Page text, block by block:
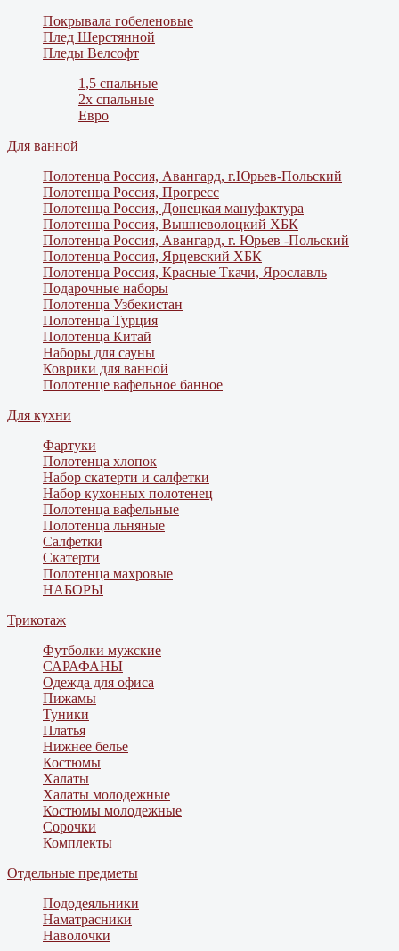
Покрывала гобеленовые
Плед Шерстянной
Пледы Велсофт
1,5 спальные
2х спальные
Евро
Для ванной
Полотенца Россия, Авангард, г.Юрьев-Польский
Полотенца Россия, Прогресс
Полотенца Россия, Донецкая мануфактура
Полотенца Россия, Вышневолоцкий ХБК
Полотенца Россия, Авангард, г. Юрьев -Польский
Полотенца Россия, Ярцевский ХБК
Полотенца Россия, Красные Ткачи, Ярославль
Подарочные наборы
Полотенца Узбекистан
Полотенца Турция
Полотенца Китай
Наборы для сауны
Коврики для ванной
Полотенце вафельное банное
Для кухни
Фартуки
Полотенца хлопок
Набор скатерти и салфетки
Набор кухонных полотенец
Полотенца вафельные
Полотенца льняные
Салфетки
Скатерти
Полотенца махровые
НАБОРЫ
Трикотаж
Футболки мужские
САРАФАНЫ
Одежда для офиса
Пижамы
Туники
Платья
Нижнее белье
Костюмы
Халаты
Халаты молодежные
Костюмы молодежные
Сорочки
Комплекты
Отдельные предметы
Пододеяльники
Наматрасники
Наволочки